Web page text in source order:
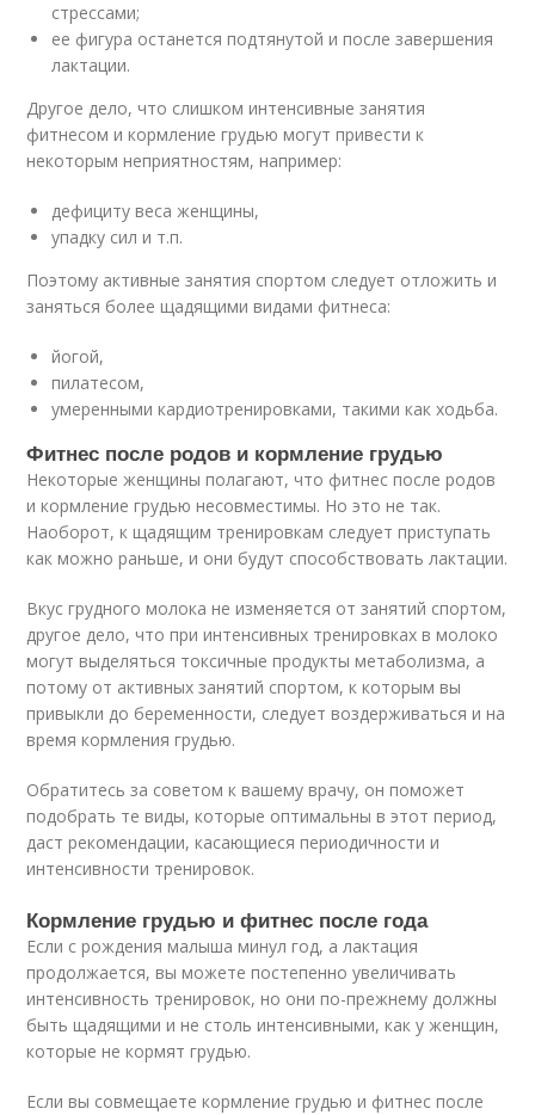
стрессами;
ее фигура останется подтянутой и после завершения
лактации.
Другое дело, что слишком интенсивные занятия
фитнесом и кормление грудью могут привести к
некоторым неприятностям, например:
дефициту веса женщины,
упадку сил и т.п.
Поэтому активные занятия спортом следует отложить и
заняться более щадящими видами фитнеса:
йогой,
пилатесом,
умеренными кардиотренировками, такими как ходьба.
Фитнес после родов и кормление грудью
Некоторые женщины полагают, что фитнес после родов
и кормление грудью несовместимы. Но это не так.
Наоборот, к щадящим тренировкам следует приступать
как можно раньше, и они будут способствовать лактации.
Вкус грудного молока не изменяется от занятий спортом,
другое дело, что при интенсивных тренировках в молоко
могут выделяться токсичные продукты метаболизма, а
потому от активных занятий спортом, к которым вы
привыкли до беременности, следует воздерживаться и на
время кормления грудью.
Обратитесь за советом к вашему врачу, он поможет
подобрать те виды, которые оптимальны в этот период,
даст рекомендации, касающиеся периодичности и
интенсивности тренировок.
Кормление грудью и фитнес после года
Если с рождения малыша минул год, а лактация
продолжается, вы можете постепенно увеличивать
интенсивность тренировок, но они по-прежнему должны
быть щадящими и не столь интенсивными, как у женщин,
которые не кормят грудью.
Если вы совмещаете кормление грудью и фитнес после